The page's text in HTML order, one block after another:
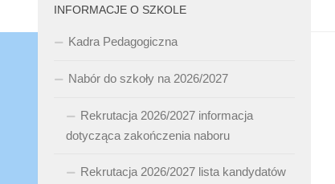
INFORMACJE O SZKOLE
Kadra Pedagogiczna
Nabór do szkoły na 2026/2027
Rekrutacja 2026/2027 informacja
dotycząca zakończenia naboru
Rekrutacja 2026/2027 lista kandydatów